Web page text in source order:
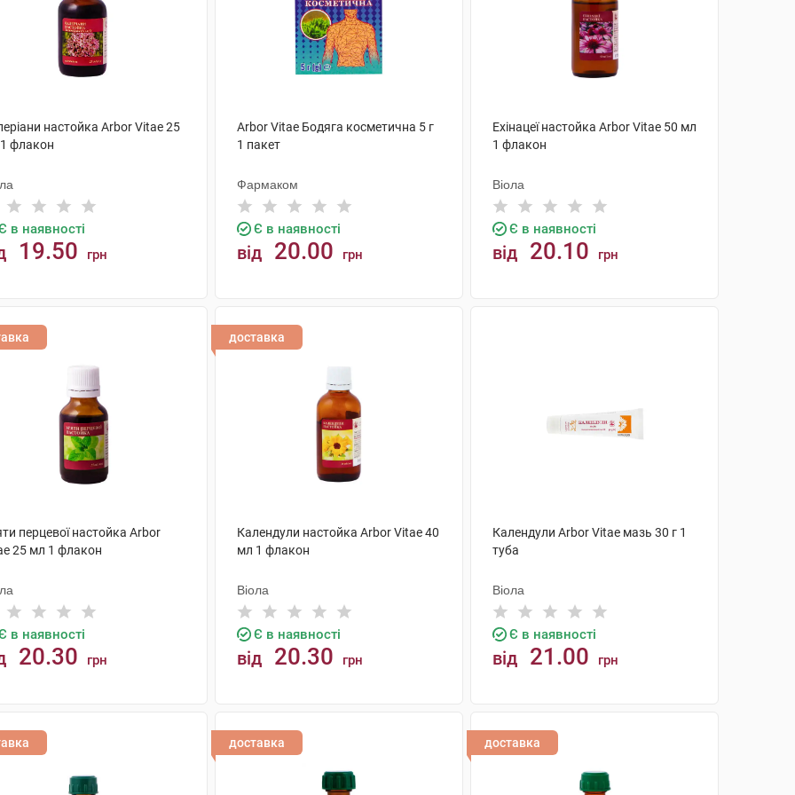
настойка Arbor Vitae 25
флакон
в наявності
19.50 грн
Arbor Vitae Бодяга косметична 5 г
1 пакет
Фармаком
Є в наявності
від 20.00 грн
Ехінацеї настойка Arbor Vitae 50 мл
1 флакон
Віола
Є в наявності
від 20.10 грн
перцевої настойка Arbor
25 мл 1 флакон
в наявності
20.30 грн
доставка
Календули настойка Arbor Vitae 40
мл 1 флакон
Віола
Є в наявності
від 20.30 грн
Календули Arbor Vitae мазь 30 г 1
туба
Віола
Є в наявності
від 21.00 грн
доставка доставка